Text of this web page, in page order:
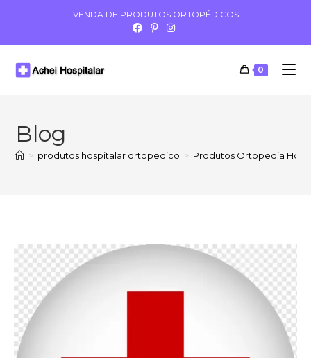
VENDA DE PRODUTOS ORTOPÉDICOS
0
Blog
> produtos hospitalar ortopedico > Produtos Ortopedia